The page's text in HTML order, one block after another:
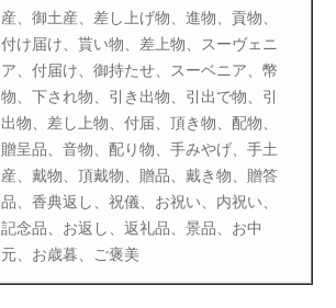
産、御土産、差し上げ物、進物、貢物、
付け届け、貰い物、差上物、スーヴェニ
ア、付届け、御持たせ、スーベニア、幣
物、下され物、引き出物、引出で物、引
出物、差し上物、付届、頂き物、配物、
贈呈品、音物、配り物、手みやげ、手土
産、戴物、頂戴物、贈品、戴き物、贈答
品、香典返し、祝儀、お祝い、内祝い、
記念品、お返し、返礼品、景品、お中
元、お歳暮、ご褒美